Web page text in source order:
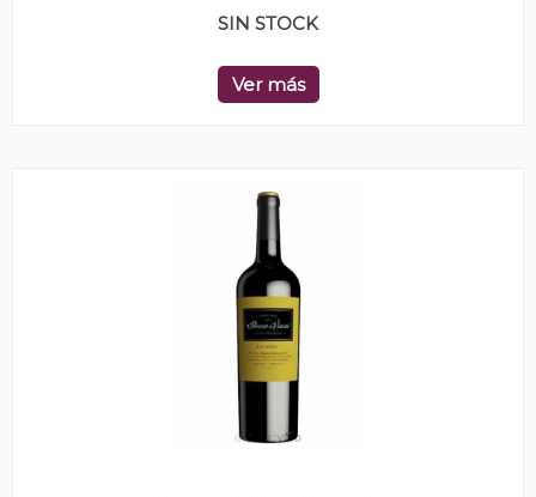
SIN STOCK
Ver más